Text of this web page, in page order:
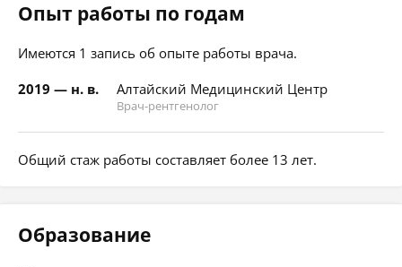
Опыт работы по годам
Имеются 1 запись об опыте работы врача.
2019 — н. в.
Алтайский Медицинский Центр
Врач-рентгенолог
Общий стаж работы составляет более 13 лет.
Образование